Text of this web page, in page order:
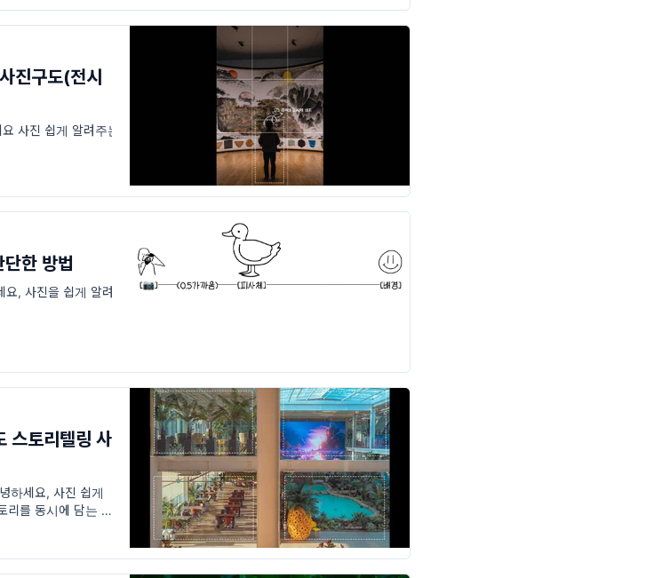
진구도(전시
사진 쉽게 알려주는
한 방법
, 사진을 쉽게 알려
스토리텔링 사
하세요, 사진 쉽게
리를 동시에 담는 방